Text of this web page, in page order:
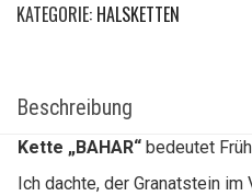
KATEGORIE: HALSKETTEN
Beschreibung
Kette „BAHAR“ bedeutet
Ich dachte, der Granatstein